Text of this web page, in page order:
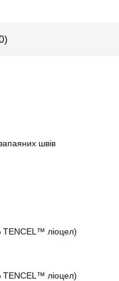
швів
ліоцел)
ліоцел)